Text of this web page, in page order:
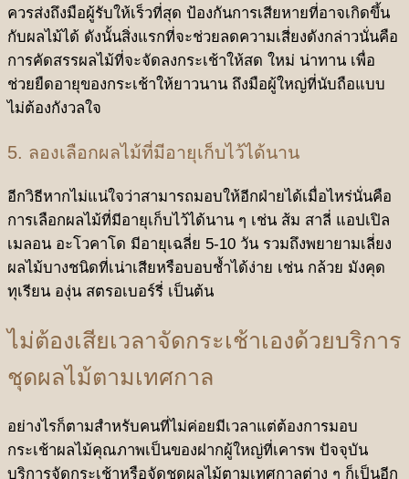
ควรส่งถึงมือผู้รับให้เร็วที่สุด ป้องกันการเสียหายที่อาจเกิดขึ้น
กับผลไม้ได้ ดังนั้นสิ่งแรกที่จะช่วยลดความเสี่ยงดังกล่าวนั่นคือ
การคัดสรรผลไม้ที่จะจัดลงกระเช้าให้สด ใหม่ น่าทาน เพื่อ
ช่วยยืดอายุของกระเช้าให้ยาวนาน ถึงมือผู้ใหญ่ที่นับถือแบบ
ไม่ต้องกังวลใจ
5. ลองเลือกผลไม้ที่มีอายุเก็บไว้ได้นาน
อีกวิธีหากไม่แน่ใจว่าสามารถมอบให้อีกฝ่ายได้เมื่อไหร่นั่นคือ
การเลือกผลไม้ที่มีอายุเก็บไว้ได้นาน ๆ เช่น ส้ม สาลี่ แอปเปิล
เมลอน อะโวคาโด มีอายุเฉลี่ย 5-10 วัน รวมถึงพยายามเลี่ยง
ผลไม้บางชนิดที่เน่าเสียหรือบอบช้ำได้ง่าย เช่น กล้วย มังคุด
ทุเรียน องุ่น สตรอเบอร์รี่ เป็นต้น
ไม่ต้องเสียเวลาจัดกระเช้าเองด้วยบริการ
ชุดผลไม้ตามเทศกาล
อย่างไรก็ตามสำหรับคนที่ไม่ค่อยมีเวลาแต่ต้องการมอบ
กระเช้าผลไม้คุณภาพเป็นของฝากผู้ใหญ่ที่เคารพ ปัจจุบัน
บริการจัดกระเช้าหรือจัดชุดผลไม้ตามเทศกาลต่าง ๆ ก็เป็นอีก